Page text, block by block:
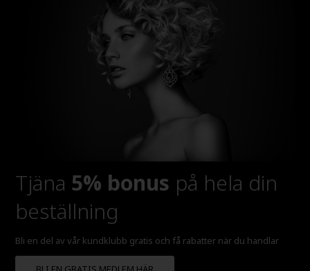
Tjäna 5% bonus på hela din
beställning
Bli en del av vår kundklubb gratis och få rabatter när du handlar